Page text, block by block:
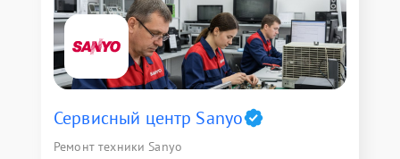
Сервисный центр Sanyo
Ремонт техники Sanyo